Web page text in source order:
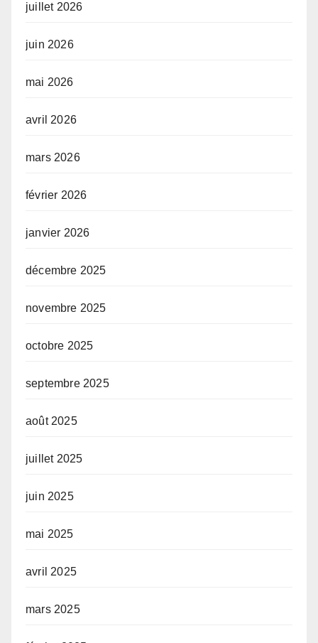
juillet 2026
juin 2026
mai 2026
avril 2026
mars 2026
février 2026
janvier 2026
décembre 2025
novembre 2025
octobre 2025
septembre 2025
août 2025
juillet 2025
juin 2025
mai 2025
avril 2025
mars 2025